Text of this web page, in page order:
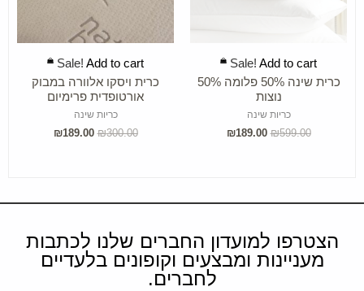
Sale! Add to cart
כרית שינה 50% פלומה 50%
נוצות
כריות שינה
₪599.00
₪189.00
Sale! Add to cart
כרית ויסקו אלוורה במבוק
אורטופדית פרימיום
כריות שינה
₪300.00
₪189.00
ADD TO CART
הצטרפו למועדון החברים שלנו לכתבות
מעניינות ומבצעים וקופונים בלעדיים
לחברים.